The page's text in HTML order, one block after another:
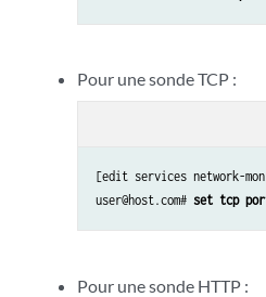
Pour une sonde TCP :
[edit services network-
user@host.com# set tcp
Pour une sonde HTTP :